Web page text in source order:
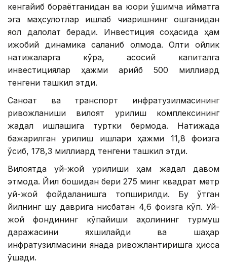
кенгайиб бораётганидан ва юқори қўшимча қийматга
эга маҳсулотлар ишлаб чиқаришнинг ошганидан
яққол далолат беради. Инвестиция соҳасида ҳам
ижобий динамика сақланиб қолмоқда. Олти ойлик
натижаларга кўра, асосий капиталга
инвестициялар ҳажми қарийб 500 миллиард
тенгени ташкил этди.
Саноат ва транспорт инфратузилмасининг
ривожланиши вилоят қурилиш комплексининг
жадал ишлашига туртки бермоқда. Натижада
бажарилган қурилиш ишлари ҳажми 11,8 фоизга
ўсиб, 178,3 миллиард тенгени ташкил этди.
Вилоятда уй-жой қурилиши ҳам жадал давом
этмоқда. Йил бошидан бери 275 минг квадрат метр
уй-жой фойдаланишга топширилди. Бу ўтган
йилнинг шу даврига нисбатан 4,6 фоизга кўп. Уй-
жой фондининг кўпайиши аҳолининг турмуш
даражасини яхшилайди ва шаҳар
инфратузилмасини янада ривожлантиришга ҳисса
қўшади.